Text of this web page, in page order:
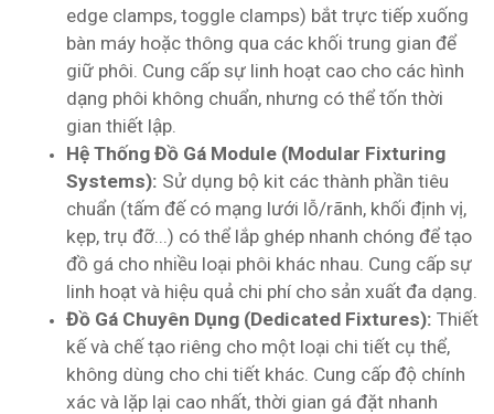
edge clamps, toggle clamps) bắt trực tiếp xuống
bàn máy hoặc thông qua các khối trung gian để
giữ phôi. Cung cấp sự linh hoạt cao cho các hình
dạng phôi không chuẩn, nhưng có thể tốn thời
gian thiết lập.
Hệ Thống Đồ Gá Module (Modular Fixturing
Systems): Sử dụng bộ kit các thành phần tiêu
chuẩn (tấm đế có mạng lưới lỗ/rãnh, khối định vị,
kẹp, trụ đỡ...) có thể lắp ghép nhanh chóng để tạo
đồ gá cho nhiều loại phôi khác nhau. Cung cấp sự
linh hoạt và hiệu quả chi phí cho sản xuất đa dạng.
Đồ Gá Chuyên Dụng (Dedicated Fixtures): Thiết
kế và chế tạo riêng cho một loại chi tiết cụ thể,
không dùng cho chi tiết khác. Cung cấp độ chính
xác và lặp lại cao nhất, thời gian gá đặt nhanh